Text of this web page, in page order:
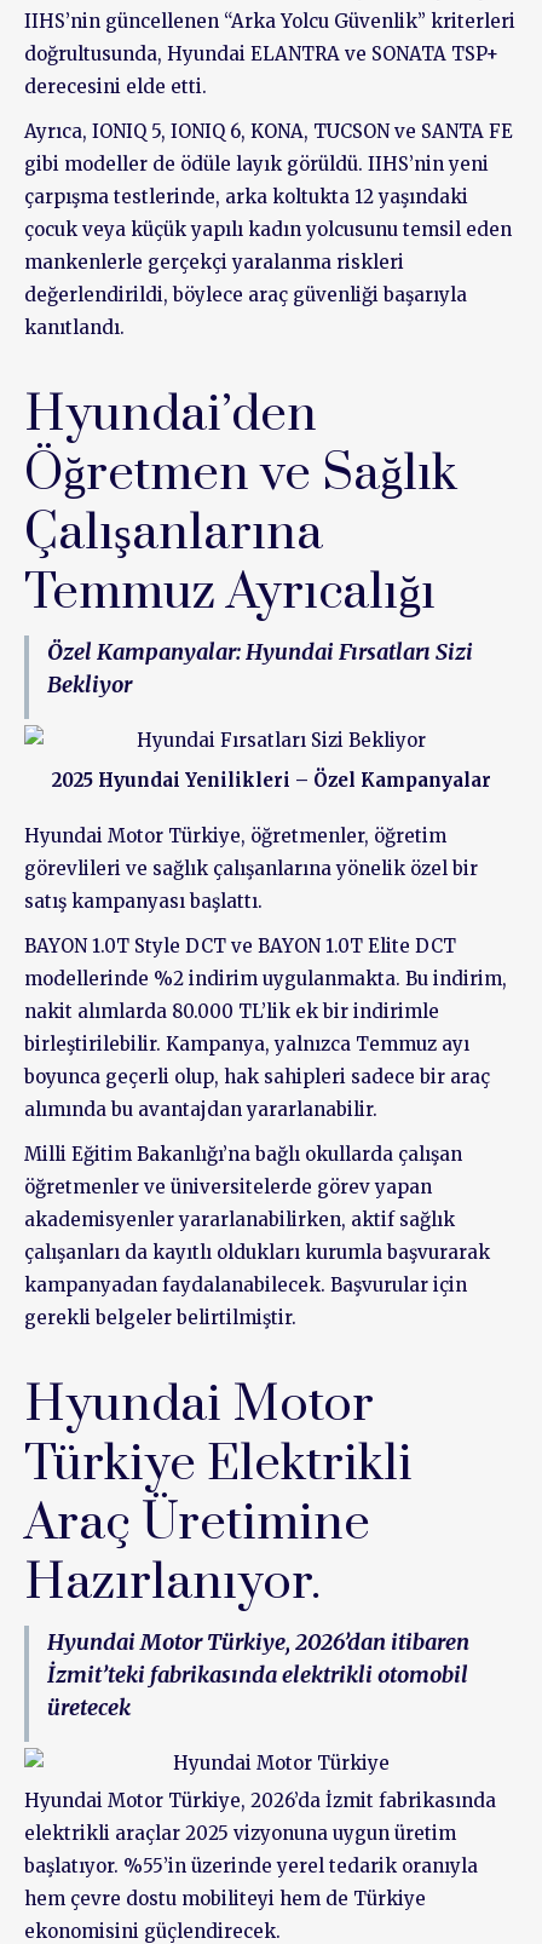
IIHS’nin güncellenen “Arka Yolcu Güvenlik” kriterleri
doğrultusunda, Hyundai ELANTRA ve SONATA TSP+
derecesini elde etti.
Ayrıca, IONIQ 5, IONIQ 6, KONA, TUCSON ve SANTA FE
gibi modeller de ödüle layık görüldü. IIHS’nin yeni
çarpışma testlerinde, arka koltukta 12 yaşındaki
çocuk veya küçük yapılı kadın yolcusunu temsil eden
mankenlerle gerçekçi yaralanma riskleri
değerlendirildi, böylece araç güvenliği başarıyla
kanıtlandı.
Hyundai’den
Öğretmen ve Sağlık
Çalışanlarına
Temmuz Ayrıcalığı
Özel Kampanyalar: Hyundai Fırsatları Sizi
Bekliyor
2025 Hyundai Yenilikleri – Özel Kampanyalar
Hyundai Motor Türkiye, öğretmenler, öğretim
görevlileri ve sağlık çalışanlarına yönelik özel bir
satış kampanyası başlattı.
BAYON 1.0T Style DCT ve BAYON 1.0T Elite DCT
modellerinde %2 indirim uygulanmakta. Bu indirim,
nakit alımlarda 80.000 TL’lik ek bir indirimle
birleştirilebilir. Kampanya, yalnızca Temmuz ayı
boyunca geçerli olup, hak sahipleri sadece bir araç
alımında bu avantajdan yararlanabilir.
Milli Eğitim Bakanlığı’na bağlı okullarda çalışan
öğretmenler ve üniversitelerde görev yapan
akademisyenler yararlanabilirken, aktif sağlık
çalışanları da kayıtlı oldukları kurumla başvurarak
kampanyadan faydalanabilecek. Başvurular için
gerekli belgeler belirtilmiştir.
Hyundai Motor
Türkiye Elektrikli
Araç Üretimine
Hazırlanıyor.
Hyundai Motor Türkiye, 2026’dan itibaren
İzmit’teki fabrikasında elektrikli otomobil
üretecek
Hyundai Motor Türkiye, 2026’da İzmit fabrikasında
elektrikli araçlar 2025 vizyonuna uygun üretim
başlatıyor. %55’in üzerinde yerel tedarik oranıyla
hem çevre dostu mobiliteyi hem de Türkiye
ekonomisini güçlendirecek.